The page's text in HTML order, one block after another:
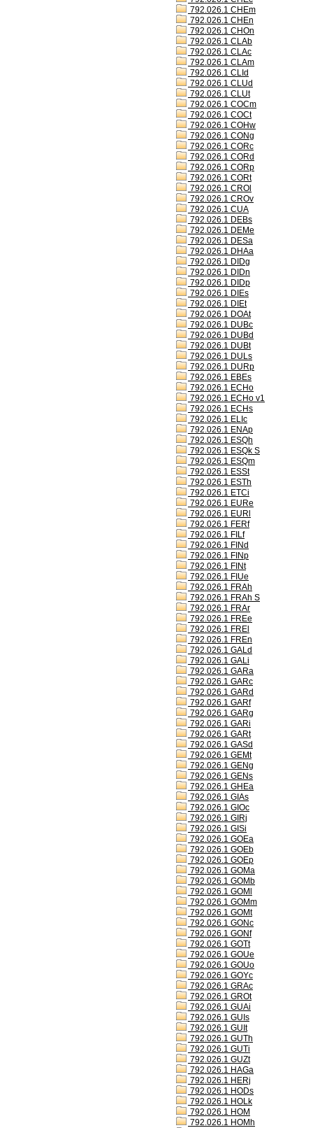
792.026.1 CHEm
792.026.1 CHEn
792.026.1 CHOn
792.026.1 CLAb
792.026.1 CLAc
792.026.1 CLAm
792.026.1 CLId
792.026.1 CLUd
792.026.1 CLUt
792.026.1 COCm
792.026.1 COCt
792.026.1 COHw
792.026.1 CONg
792.026.1 CORc
792.026.1 CORd
792.026.1 CORp
792.026.1 CORt
792.026.1 CROl
792.026.1 CROv
792.026.1 CUA
792.026.1 DEBs
792.026.1 DEMe
792.026.1 DESa
792.026.1 DHAa
792.026.1 DIDg
792.026.1 DIDn
792.026.1 DIDp
792.026.1 DIEs
792.026.1 DIEt
792.026.1 DOAt
792.026.1 DUBc
792.026.1 DUBd
792.026.1 DUBt
792.026.1 DULs
792.026.1 DURp
792.026.1 EBEs
792.026.1 ECHo
792.026.1 ECHo v1
792.026.1 ECHs
792.026.1 ELIc
792.026.1 ENAp
792.026.1 ESQh
792.026.1 ESQk S
792.026.1 ESQm
792.026.1 ESSt
792.026.1 ESTh
792.026.1 ETCi
792.026.1 EURe
792.026.1 EURl
792.026.1 FERf
792.026.1 FILf
792.026.1 FINd
792.026.1 FINp
792.026.1 FINt
792.026.1 FIUe
792.026.1 FRAh
792.026.1 FRAh S
792.026.1 FRAr
792.026.1 FREe
792.026.1 FREl
792.026.1 FREn
792.026.1 GALd
792.026.1 GALi
792.026.1 GARa
792.026.1 GARc
792.026.1 GARd
792.026.1 GARf
792.026.1 GARg
792.026.1 GARi
792.026.1 GARt
792.026.1 GASd
792.026.1 GEMt
792.026.1 GENg
792.026.1 GENs
792.026.1 GHEa
792.026.1 GIAs
792.026.1 GIOc
792.026.1 GIRj
792.026.1 GISi
792.026.1 GOEa
792.026.1 GOEb
792.026.1 GOEp
792.026.1 GOMa
792.026.1 GOMb
792.026.1 GOMl
792.026.1 GOMm
792.026.1 GOMt
792.026.1 GONc
792.026.1 GONf
792.026.1 GOTt
792.026.1 GOUe
792.026.1 GOUo
792.026.1 GOYc
792.026.1 GRAc
792.026.1 GROt
792.026.1 GUAi
792.026.1 GUIs
792.026.1 GUIt
792.026.1 GUTh
792.026.1 GUTi
792.026.1 GUZt
792.026.1 HAGa
792.026.1 HERj
792.026.1 HODs
792.026.1 HOLk
792.026.1 HOM
792.026.1 HOMh